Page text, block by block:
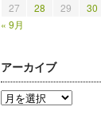
27
28 29 30
« 9月
アーカイブ
ア